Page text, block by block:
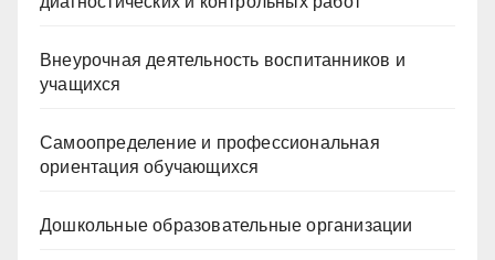
Внеурочная деятельность воспитанников и
учащихся
Самоопределение и профессиональная
ориентация обучающихся
Дошкольные образовательные организации